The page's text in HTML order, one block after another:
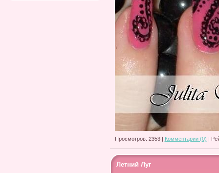
Просмотров: 2353 | Комментарии (0) |
Летний Луг